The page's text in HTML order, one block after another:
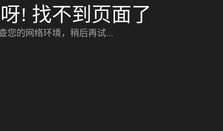
! 找不到页面了
您的网络环境，稍后再试...